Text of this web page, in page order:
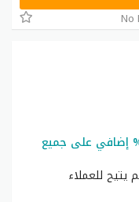
No
خصم سنتربوينت 2026 تخفيض 11% إضافي على جميع
للعملاء